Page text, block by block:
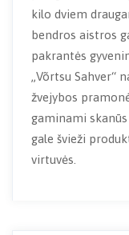
kilo dviem
bendros aistros
pakrantės
„Võrtsu Sahver“
žvejybos
gaminami
gale švieži
virtuvės.